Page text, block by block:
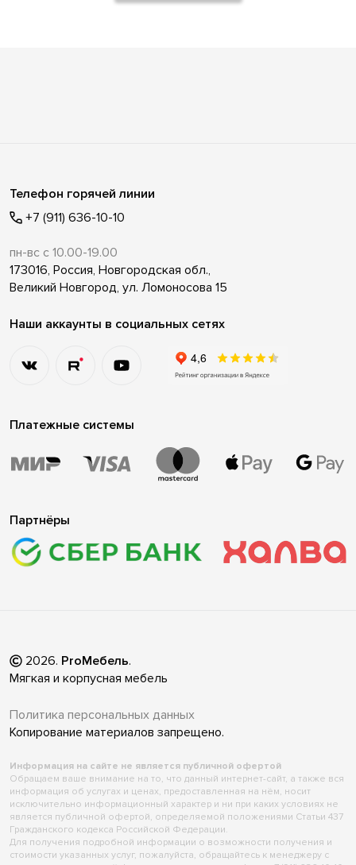
Телефон горячей линии
+7 (911) 636-10-10
пн-вс с 10.00-19.00
173016, Россия, Новгородская обл.,
Великий Новгород, ул. Ломоносова 15
Наши аккаунты в социальных сетях
Платежные системы
Партнёры
2026. ProМебель.
Мягкая и корпусная мебель
Политика персональных данных
Копирование материалов запрещено.
Информация на сайте не является публичной офертой
Обращаем ваше внимание на то, что данный интернет-сайт, а также вся
информация об услугах и ценах, предоставленная на нём, носит
исключительно информационный характер и ни при каких условиях не
является публичной офертой, определяемой положениями Статьи 437
Гражданского кодекса Российской Федерации.
Для получения подробной информации о возможности получения и
стоимости указанных услуг, пожалуйста, обращайтесь к менеджеру с